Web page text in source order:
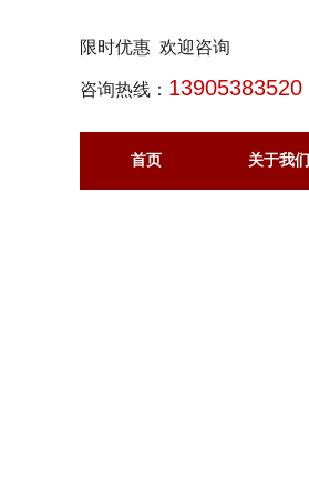
限时优惠 欢迎咨询
咨询热线： 13905383520
首页 关于我们